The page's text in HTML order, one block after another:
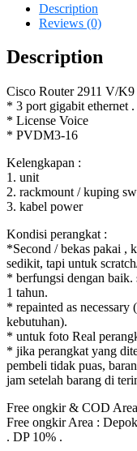
Description
Reviews (0)
Description
Cisco Router 2911 V/K9
* 3 port gigabit ethernet .
* License Voice
* PVDM3-16
Kelengkapan :
1. unit
2. rackmount / kuping
3. kabel power
Kondisi perangkat :
*Second / bekas pakai ,
sedikit, tapi untuk
* berfungsi dengan
1 tahun.
* repainted as necessary
kebutuhan).
* untuk foto Real
* jika perangkat yang
pembeli tidak puas,
jam setelah barang di
Free ongkir & COD
Free ongkir Area :
. DP 10% .